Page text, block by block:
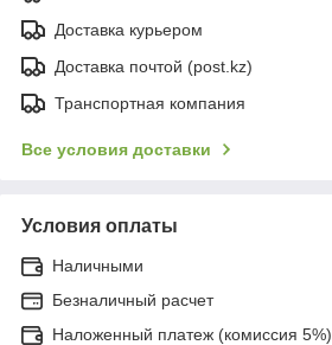
Доставка курьером
Доставка почтой (post.kz)
Транспортная компания
Все условия доставки
Условия оплаты
Наличными
Безналичный расчет
Наложенный платеж (комиссия 5%)